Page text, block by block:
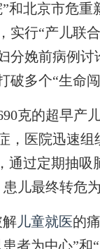
北京市危重
实行“产儿联
分娩前病例
破多个“生命
的超早产
，医院迅速
通过定期抽
儿最终转危
儿童就医的
者为中心”